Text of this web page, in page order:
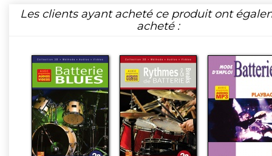
Les clients ayant acheté ce produit ont
acheté :